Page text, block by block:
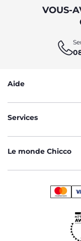
VOUS-
Aide
Services
Le monde Chicco